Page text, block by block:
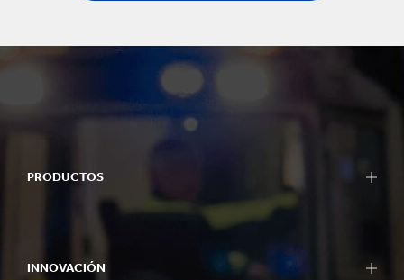
PRODUCTOS
INNOVACIÓN